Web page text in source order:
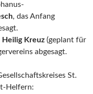
, das Anfang
Kreuz (geplant für
abgesagt.
St.
Helfern: